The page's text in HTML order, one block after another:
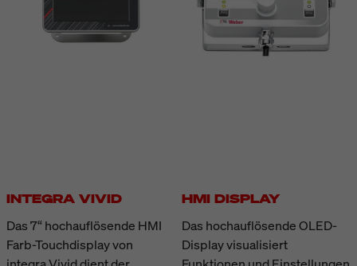
INTEGRA VIVID
Das 7“ hochauflösende HMI
Farb-Touchdisplay von
HMI DISPLAY
Das hochauflösende OLED-
Display visualisiert